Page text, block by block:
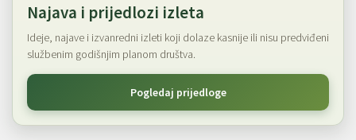
Najava i prijedlozi izleta
Ideje, najave i izvanredni izleti koji dolaze kasnije ili nisu predviđeni
službenim godišnjim planom društva.
Pogledaj prijedloge